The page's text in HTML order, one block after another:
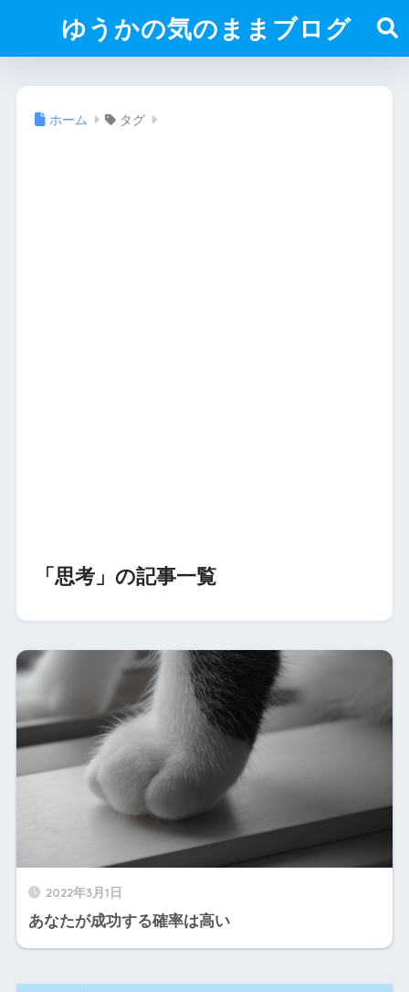
ゆうかの気のままブログ
ホーム タグ
「思考」の記事一覧
2022年3月1日
あなたが成功する確率は高い